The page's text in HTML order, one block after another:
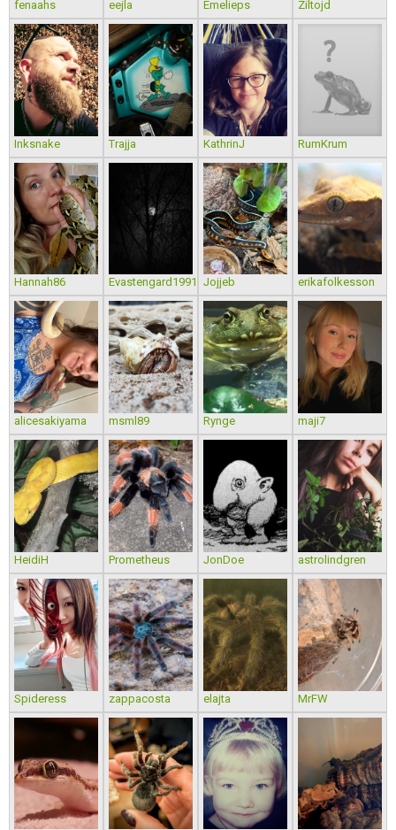
fenaahs eejla Emelieps Ziltojd
Inksnake Trajja KathrinJ RumKrum
Hannah86 Evastengard1991 Jojjeb erikafolkesson
alicesakiyama msml89 Rynge maji7
HeidiH Prometheus JonDoe astrolindgren
Spideress zappacosta elajta MrFW